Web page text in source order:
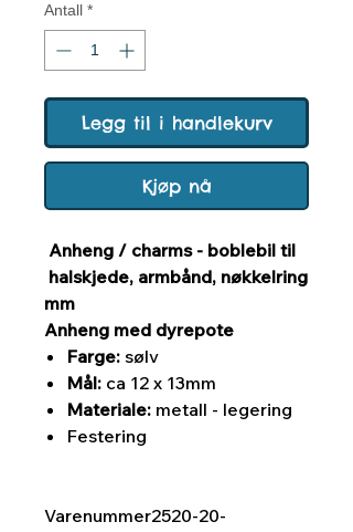
Antall *
Legg til i handlekurv
Kjøp nå
Anheng / charms - boblebil til
halskjede, armbånd, nøkkelring
mm
Anheng med dyrepote
Farge: sølv
Mål: ca 12 x 13mm
Materiale: metall - legering
Festering
Varenummer2520-20-